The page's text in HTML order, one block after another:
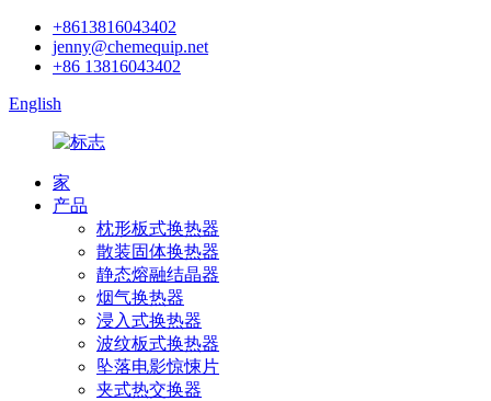
+8613816043402
jenny@chemequip.net
+86 13816043402
English
家
产品
枕形板式换热器
散装固体换热器
静态熔融结晶器
烟气换热器
浸入式换热器
波纹板式换热器
坠落电影惊悚片
夹式热交换器